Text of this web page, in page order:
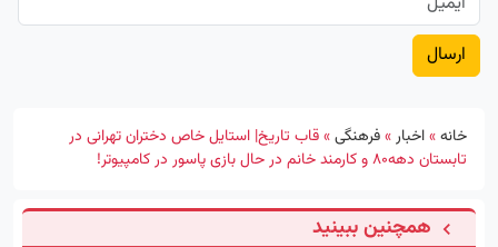
خانه»اخبار»فرهنگی»قاب تاریخ|‌ استایل خاص دختران تهرانی در
تابستان دهه۸۰ ‌و کارمند خانم در ‌حال بازی پاسور در کامپیوتر!
همچنین ببینید